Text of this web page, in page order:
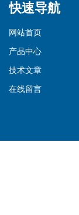
快速导航
网站首页
产品中心
技术文章
在线留言